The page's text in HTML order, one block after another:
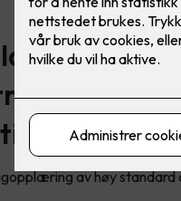
lærling i
av
av høy